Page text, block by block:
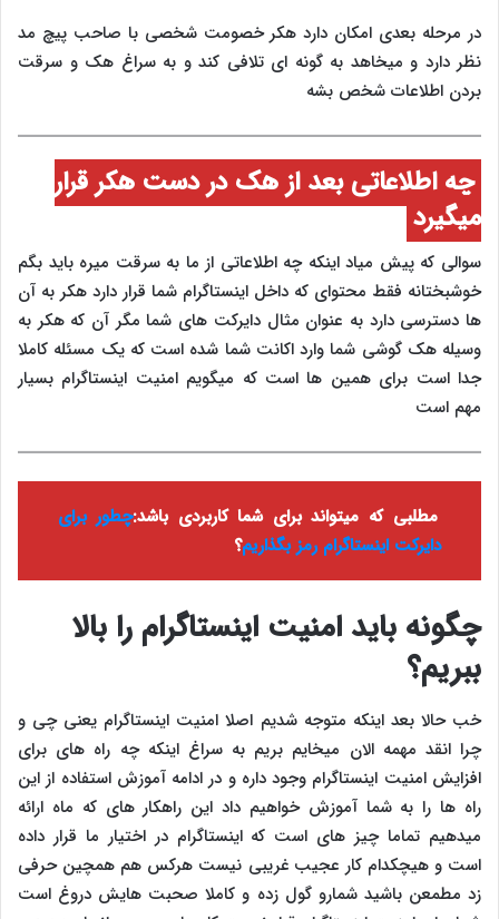
در مرحله بعدی امکان دارد هکر خصومت شخصی با صاحب پیچ مد
نظر دارد و میخاهد به گونه ای تلافی کند و به سراغ هک و سرقت
بردن اطلاعات شخص بشه
چه اطلاعاتی بعد از هک در دست هکر قرار
میگیرد
سوالی که پیش میاد اینکه چه اطلاعاتی از ما به سرقت میره باید بگم
خوشبختانه فقط محتوای که داخل اینستاگرام شما قرار دارد هکر به آن
ها دسترسی دارد به عنوان مثال دایرکت های شما مگر آن که هکر به
وسیله هک گوشی شما وارد اکانت شما شده است که یک مسئله کاملا
جدا است برای همین ها است که میگویم امنیت اینستاگرام بسیار
مهم است
مطلبی که میتواند برای شما کاربردی باشد:چطور برای
دایرکت اینستاگرام رمز بگذاریم؟
چگونه باید امنیت اینستاگرام را بالا
ببریم؟
خب حالا بعد اینکه متوجه شدیم اصلا امنیت اینستاگرام یعنی چی و
چرا انقد مهمه الان میخایم بریم به سراغ اینکه چه راه های برای
افزایش امنیت اینستاگرام وجود داره و در ادامه آموزش استفاده از این
راه ها را به شما آموزش خواهیم داد این راهکار های که ماه ارائه
میدهیم تماما چیز های است که اینستاگرام در اختیار ما قرار داده
است و هیچکدام کار عجیب غریبی نیست هرکس هم همچین حرفی
زد مطمعن باشید شمارو گول زده و کاملا صحبت هایش دروغ است